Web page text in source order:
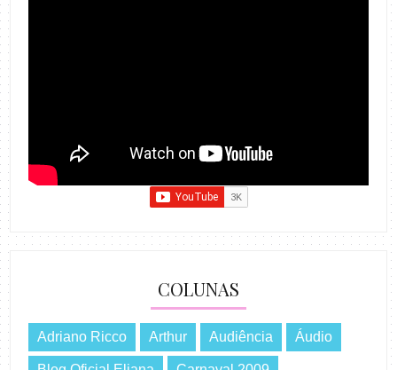
COLUNAS
Adriano Ricco Arthur Audiência Áudio